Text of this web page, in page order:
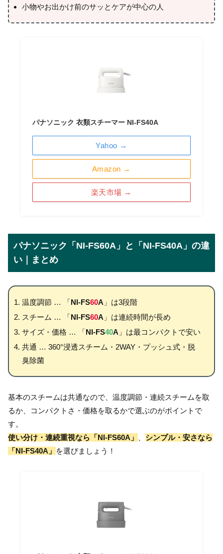
小物やお出かけ前のサッとケアが中心の人
パナソニック 衣類スチーマー NI-FS40A
Amazon →
楽天市場 →
Yahoo →
パナソニック「NI-FS60A」と「NI-FS40A」の違
い｜まとめ
温度調節 … 「NI-FS60A 」は3段階
スチーム … 「NI-FS60A 」は連続時間が長め
サイズ・価格 … 「NI-FS40A 」は最コンパクトで安い
共通 … 360°浸透スチーム・2WAY・プッシュ式・脱
臭除菌
基本のスチームは共通なので、温度調節・連続スチームを取
るか、コンパクトさ・価格を取るかで選ぶのがポイントで
す。
使い分け・連続重視なら「NI-FS60A」
シンプル・安さなら
「NI-FS40A」 を選びましょう！